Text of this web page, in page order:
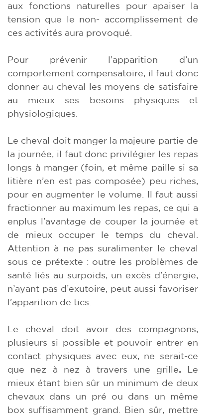
aux fonctions naturelles pour apaiser la
tension que le non- accomplissement de
ces activités aura provoqué.
Pour prévenir l’apparition d’un
comportement compensatoire, il faut donc
donner au cheval les moyens de satisfaire
au mieux ses besoins physiques et
physiologiques.
Le cheval doit manger la majeure partie de
la journée, il faut donc privilégier les repas
longs à manger (foin, et même paille si sa
litière n’en est pas composée) peu riches,
pour en augmenter le volume. Il faut aussi
fractionner au maximum les repas, ce qui a
enplus l’avantage de couper la journée et
de mieux occuper le temps du cheval.
Attention à ne pas suralimenter le cheval
sous ce prétexte : outre les problèmes de
santé liés au surpoids, un excès d’énergie,
n’ayant pas d’exutoire, peut aussi favoriser
l’apparition de tics.
Le cheval doit avoir des compagnons,
plusieurs si possible et pouvoir entrer en
contact physiques avec eux, ne serait-ce
que nez à nez à travers une grille. Le
mieux étant bien sûr un minimum de deux
chevaux dans un pré ou dans un même
box suffisamment grand. Bien sûr, mettre